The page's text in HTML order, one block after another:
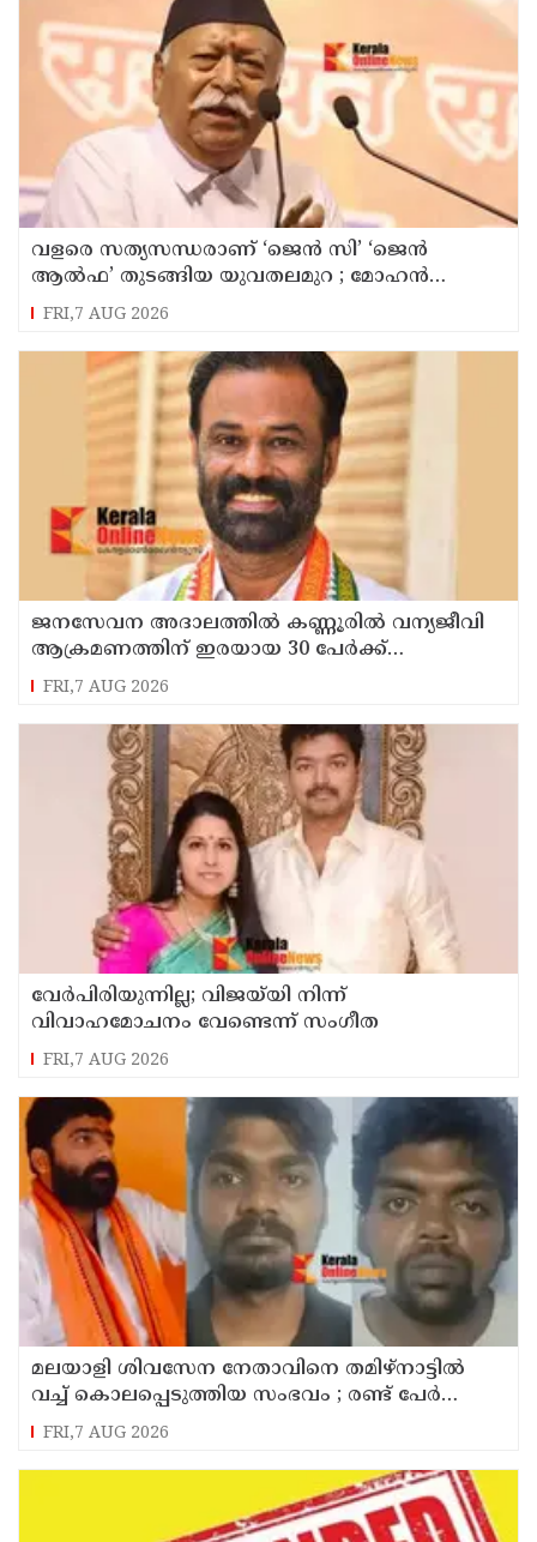
വളരെ സത്യസന്ധരാണ് ‘ജെൻ സി’ ‘ജെൻ
ആൽഫ’ തുടങ്ങിയ യുവതലമുറ ; മോഹൻ
ഭാഗവത്
FRI,7 AUG 2026
ജനസേവന അദാലത്തിൽ കണ്ണൂരിൽ വന്യജീവി
ആക്രമണത്തിന് ഇരയായ 30 പേർക്ക്
സഹായധനം അനുവദിച്ചു
FRI,7 AUG 2026
വേർപിരിയുന്നില്ല; വിജയ്‍യി നിന്ന്
വിവാഹമോചനം വേണ്ടെന്ന് സംഗീത
FRI,7 AUG 2026
മലയാളി ശിവസേന നേതാവിനെ തമിഴ്നാട്ടിൽ
വച്ച് കൊലപ്പെടുത്തിയ സംഭവം ; രണ്ട് പേർ
പിടിയിൽ
FRI,7 AUG 2026